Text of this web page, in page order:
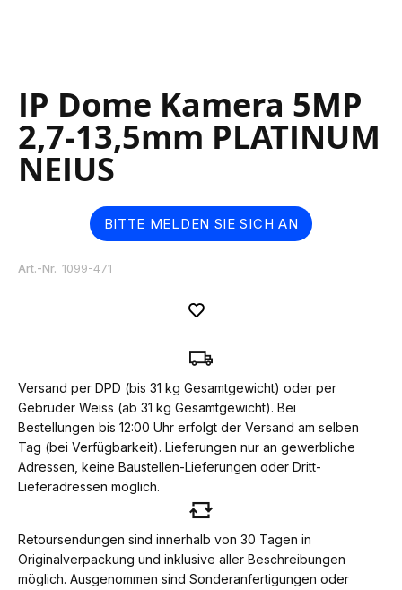
to
the
beginning
of
the
images
IP Dome Kamera 5MP
2,7-13,5mm PLATINUM
NEIUS
BITTE MELDEN SIE SICH AN
Art.-Nr. 1099-471
Versand per DPD (bis 31 kg Gesamtgewicht) oder per
Gebrüder Weiss (ab 31 kg Gesamtgewicht). Bei
Bestellungen bis 12:00 Uhr erfolgt der Versand am selben
Tag (bei Verfügbarkeit). Lieferungen nur an gewerbliche
Adressen, keine Baustellen-Lieferungen oder Dritt-
Lieferadressen möglich.
Retoursendungen sind innerhalb von 30 Tagen in
Originalverpackung und inklusive aller Beschreibungen
möglich. Ausgenommen sind Sonderanfertigungen oder